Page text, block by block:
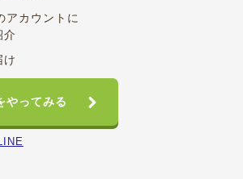
アカウントに
介
け
やってみる